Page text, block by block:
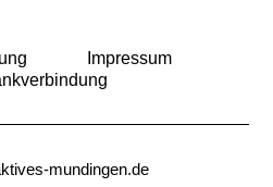
Impressum
mundingen.de